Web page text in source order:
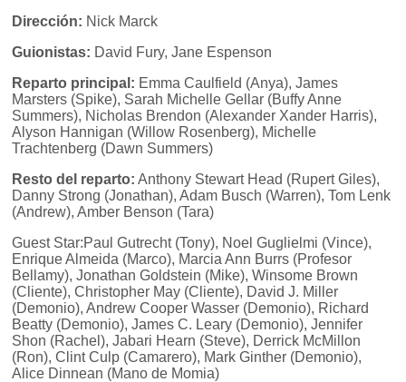
Dirección: Nick Marck
Guionistas: David Fury, Jane Espenson
Reparto principal: Emma Caulfield (Anya), James
Marsters (Spike), Sarah Michelle Gellar (Buffy Anne
Summers), Nicholas Brendon (Alexander Xander Harris),
Alyson Hannigan (Willow Rosenberg), Michelle
Trachtenberg (Dawn Summers)
Resto del reparto: Anthony Stewart Head (Rupert Giles),
Danny Strong (Jonathan), Adam Busch (Warren), Tom Lenk
(Andrew), Amber Benson (Tara)
Guest Star:Paul Gutrecht (Tony), Noel Guglielmi (Vince),
Enrique Almeida (Marco), Marcia Ann Burrs (Profesor
Bellamy), Jonathan Goldstein (Mike), Winsome Brown
(Cliente), Christopher May (Cliente), David J. Miller
(Demonio), Andrew Cooper Wasser (Demonio), Richard
Beatty (Demonio), James C. Leary (Demonio), Jennifer
Shon (Rachel), Jabari Hearn (Steve), Derrick McMillon
(Ron), Clint Culp (Camarero), Mark Ginther (Demonio),
Alice Dinnean (Mano de Momia)